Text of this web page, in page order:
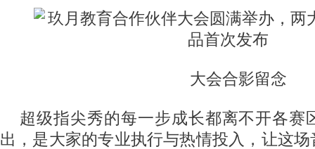
大会合影留念
超级指尖秀的每一步成长都离不开各赛
出，是大家的专业执行与热情投入，让这